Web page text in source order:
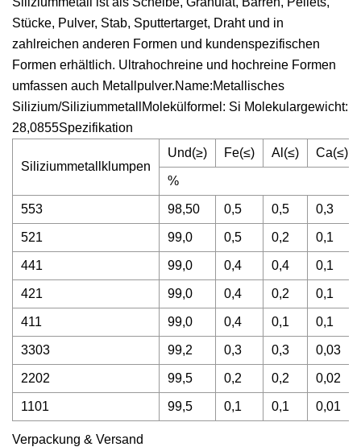
Stücke, Pulver, Stab, Sputtertarget, Draht und in
zahlreichen anderen Formen und kundenspezifischen
Formen erhältlich. Ultrahochreine und hochreine Formen
umfassen auch Metallpulver.Name:Metallisches
Silizium/SiliziummetallMolekülformel: Si Molekulargewicht:
28,0855Spezifikation
Siliziummetallklumpen
Und(≥) Fe(≤) Al(≤) Ca(≤)
%
553 98,50 0,5 0,5 0,3
521 99,0 0,5 0,2 0,1
441 99,0 0,4 0,4 0,1
421 99,0 0,4 0,2 0,1
411 99,0 0,4 0,1 0,1
3303 99,2 0,3 0,3 0,03
2202 99,5 0,2 0,2 0,02
1101 99,5 0,1 0,1 0,01
Verpackung & Versand